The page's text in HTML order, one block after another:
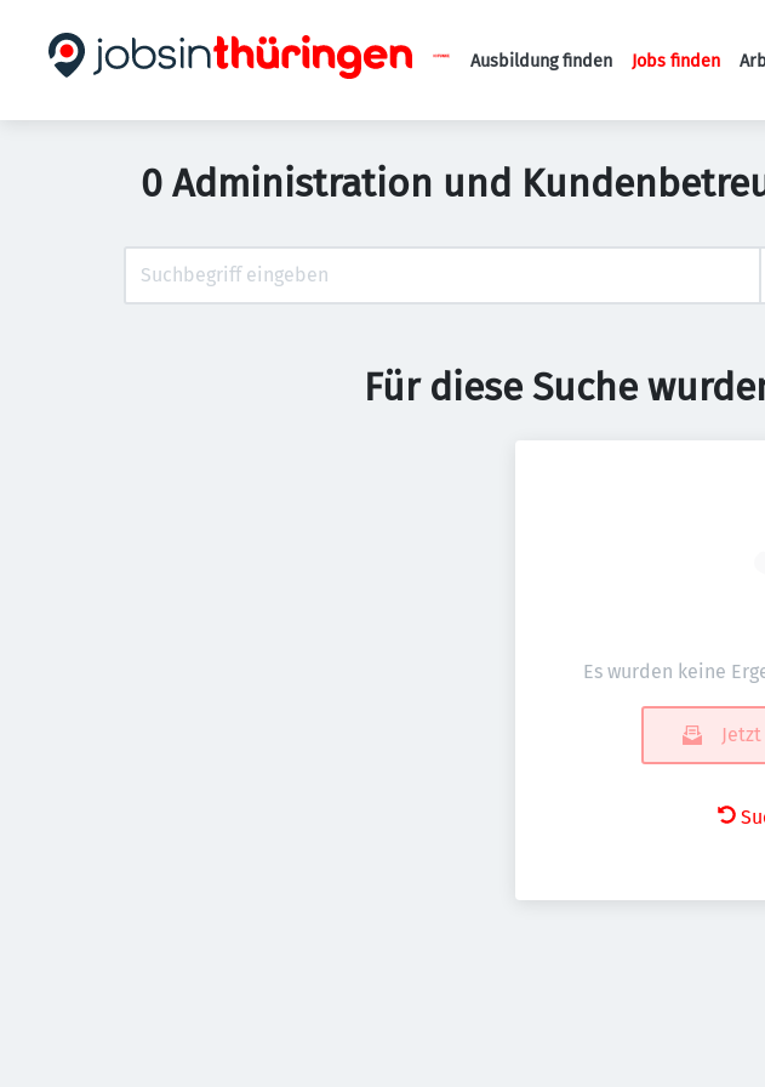
Ausbildung finden Jobs finden
0 Administration und
Für diese Suche
Es wurden keine